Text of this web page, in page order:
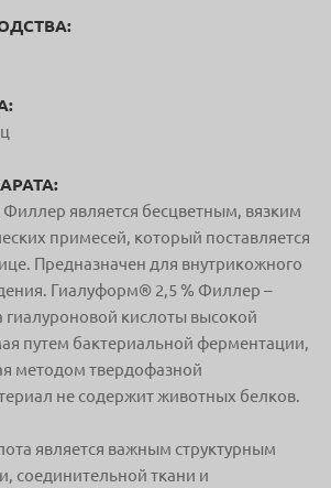
является бесцветным, вязким
примесей, который поставляется
Предназначен для внутрикожного
Гиалуформ® 2,5 % Филлер –
кислоты высокой
путем бактериальной ферментации,
методом твердофазной
не содержит животных белков.
является важным структурным
соединительной ткани и